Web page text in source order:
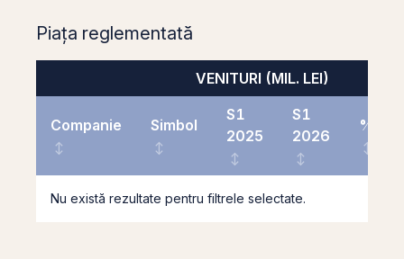
Piața reglementată
VENITURI (MIL. LEI)
Companie Simbol
S1
2025
S1
2026
%
Nu există rezultate pentru filtrele selectate.